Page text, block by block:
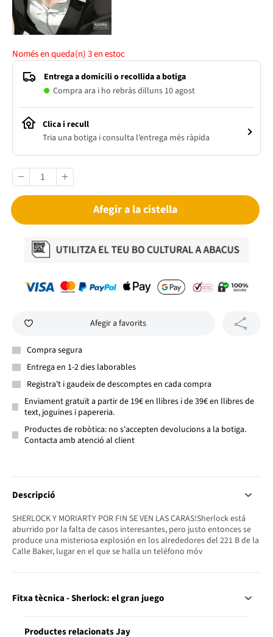
Només en queda(n)3en estoc
Entrega a domicili o recollida a botiga
Compra ara i ho rebràs dilluns 10 agost
Clica i recull
Tria una botiga i consulta l’entrega més ràpida
Afegir a la cistella
Afegir a favorits
Compra segura
Entrega en 1-2 dies laborables
Registra't i gaudeix de descomptes en cada compra
Enviament gratuït a partir de 19€ en llibres i de 39€ en llibres de
text, joguines i papereria.
Productes de robòtica: no s'accepten devolucions a la botiga.
Contacta amb atenció al client
Descripció
SHERLOCK Y MORIARTY POR FIN SE VEN LAS CARAS!Sherlock está
aburrido por la falta de casos interesantes, pero justo entonces se
produce una misteriosa explosión en los alrededores del 221 B de la
Calle Baker, lugar en el que se halla un teléfono móv
Fitxa tècnica - Sherlock: el gran juego
Productes relacionats Jay